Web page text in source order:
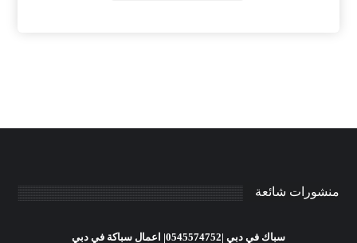
منشورات شائعة
سباك في دبي |0545574752| اعمال سباكة في دبي